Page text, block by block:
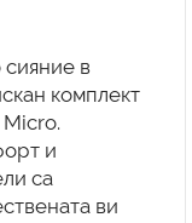
в
комплект
и
са
ви